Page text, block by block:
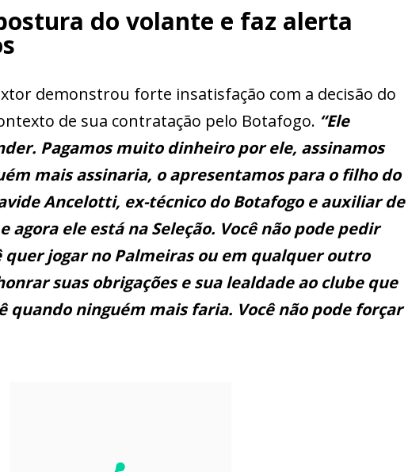
do volante e faz alerta
demonstrou forte insatisfação com a decisão do
de sua contratação pelo Botafogo. “Ele
Pagamos muito dinheiro por ele, assinamos
mais assinaria, o apresentamos para o filho do
Ancelotti, ex-técnico do Botafogo e auxiliar de
agora ele está na Seleção. Você não pode pedir
quer jogar no Palmeiras ou em qualquer outro
suas obrigações e sua lealdade ao clube que
quando ninguém mais faria. Você não pode forçar